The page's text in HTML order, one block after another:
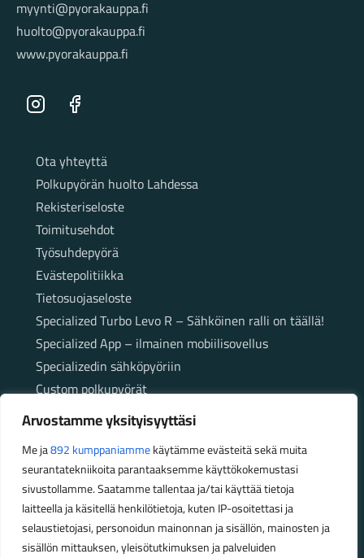
Arvostamme yksityisyyttäsi
Me ja892 kumppaniammekäytämme evästeitä sekä muita
seurantatekniikoita parantaaksemme käyttökokemustasi
sivustollamme. Saatamme tallentaa ja/tai käyttää tietoja
laitteella ja käsitellä henkilötietoja, kuten IP-osoitettasi ja
selaustietojasi, personoidun mainonnan ja sisällön, mainosten ja
sisällön mittauksen, yleisötutkimuksen ja palveluiden
myynti@pyorakauppa.fi
huolto@pyorakauppa.fi
www.pyorakauppa.fi
Instagram Facebook
SivutOta yhteyttä
Polkupyörän huolto Lahdessa
Rekisteriseloste
Toimitusehdot
Työsuhdepyörä
Evästepolitiikka
Tietosuojaseloste
Specialized Turbo Levo R – Sähköinen ralli on täällä!
Specialized App – ilmainen mobiilisovellus
Specializedin sähköpyöriin
Custom polkupyörät
Fatbikellä helppoa ja huoletonta etenemistä
maastossa
Aukioloajat
Talvikauden aukioloajat (1.10.2025 – 28.2.2026)
Ma-Pe 10-18